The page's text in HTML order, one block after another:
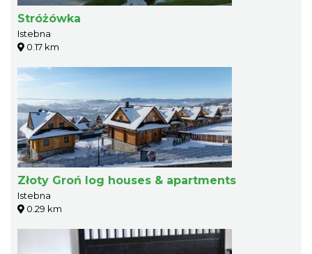
Stróżówka
Istebna
0.17 km
Złoty Groń log houses & apartments
Istebna
0.29 km